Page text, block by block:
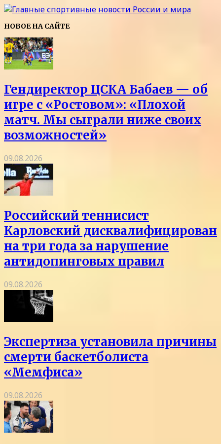
НОВОЕ НА САЙТЕ
Гендиректор ЦСКА Бабаев — об
игре с «Ростовом»: «Плохой
матч. Мы сыграли ниже своих
возможностей»
09.08.2026
Российский теннисист
Карловский дисквалифицирован
на три года за нарушение
антидопинговых правил
09.08.2026
Экспертиза установила причины
смерти баскетболиста
«Мемфиса»
09.08.2026